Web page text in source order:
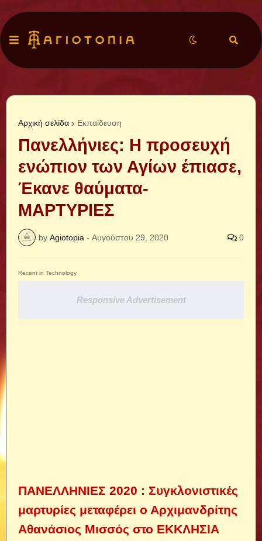
Αρχική σελίδα Εκπαίδευση
Πανελλήνιες: Η προσευχή
ενώπιον των Αγίων έπιασε,
Έκανε θαύματα-
ΜΑΡΤΥΡΙΕΣ
by Agiotopia - Αυγούστου 29, 2020 0
Recent in Technology
Responsive Advertisement
ΠΑΝΕΛΛΗΝΙΕΣ 2020 : Συγκλονιστικές
μαρτυρίες μεταφέρει ο Αρχιμανδρίτης
Αθανάσιος Μισσός στο ΕΚΚΛΗΣΙΑ